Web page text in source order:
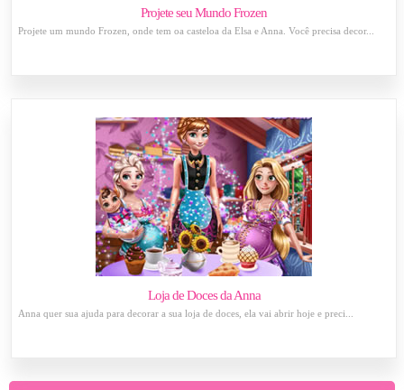
Projete seu Mundo Frozen
Projete um mundo Frozen, onde tem oa casteloa da Elsa e Anna. Você precisa decor...
Loja de Doces da Anna
Anna quer sua ajuda para decorar a sua loja de doces, ela vai abrir hoje e preci...